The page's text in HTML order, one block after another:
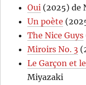
Oui (2025) de
Un poète
The Nice Guys
Miroirs No. 3
Le Garçon et
Miyazaki